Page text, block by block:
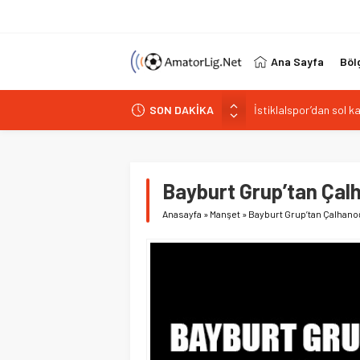
Ana Sayfa
SON DAKİKA
İstiklalspor’dan sol
Paşabahçespor’da
Kuzeyin Kaplanları
Bayburt Grup’tan
Anasayfa » Manşet » Bayburt Grup’tan